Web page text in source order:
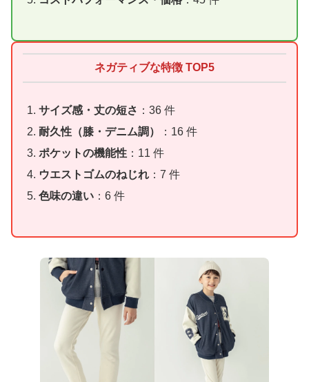
ネガティブな特徴 TOP5
サイズ感・丈の短さ ：36 件
耐久性（膝・デニム調）
：16 件
ポケットの機能性 ：11 件
ウエストゴムのねじれ ：7 件
色味の違い ：6 件